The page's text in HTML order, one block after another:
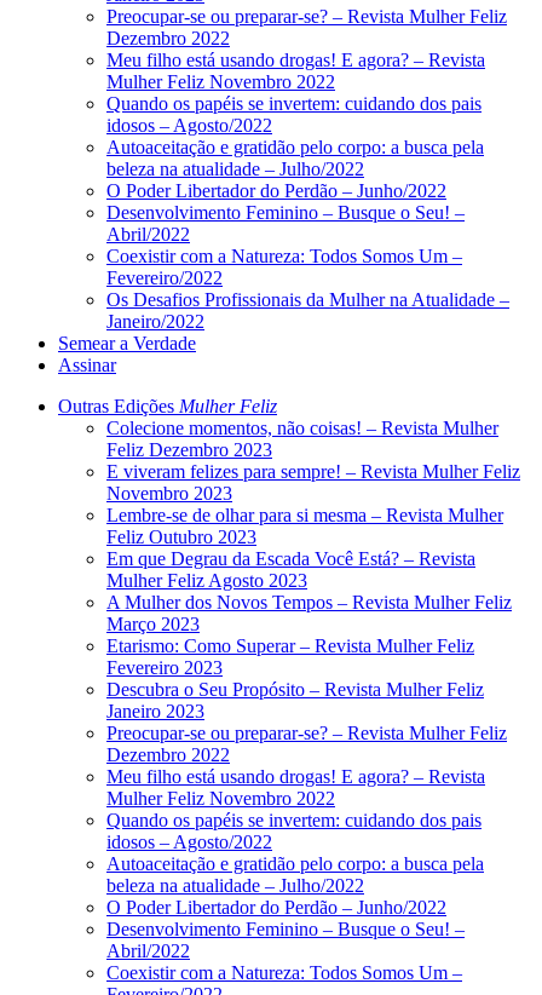
Preocupar-se ou preparar-se? – Revista Mulher Feliz
Dezembro 2022
Meu filho está usando drogas! E agora? – Revista
Mulher Feliz Novembro 2022
Quando os papéis se invertem: cuidando dos pais
idosos – Agosto/2022
Autoaceitação e gratidão pelo corpo: a busca pela
beleza na atualidade – Julho/2022
O Poder Libertador do Perdão – Junho/2022
Desenvolvimento Feminino – Busque o Seu! –
Abril/2022
Coexistir com a Natureza: Todos Somos Um –
Fevereiro/2022
Os Desafios Profissionais da Mulher na Atualidade –
Janeiro/2022
Semear a Verdade
Assinar
Outras Edições Mulher Feliz
Colecione momentos, não coisas! – Revista Mulher
Feliz Dezembro 2023
E viveram felizes para sempre! – Revista Mulher Feliz
Novembro 2023
Lembre-se de olhar para si mesma – Revista Mulher
Feliz Outubro 2023
Em que Degrau da Escada Você Está? – Revista
Mulher Feliz Agosto 2023
A Mulher dos Novos Tempos – Revista Mulher Feliz
Março 2023
Etarismo: Como Superar – Revista Mulher Feliz
Fevereiro 2023
Descubra o Seu Propósito – Revista Mulher Feliz
Janeiro 2023
Preocupar-se ou preparar-se? – Revista Mulher Feliz
Dezembro 2022
Meu filho está usando drogas! E agora? – Revista
Mulher Feliz Novembro 2022
Quando os papéis se invertem: cuidando dos pais
idosos – Agosto/2022
Autoaceitação e gratidão pelo corpo: a busca pela
beleza na atualidade – Julho/2022
O Poder Libertador do Perdão – Junho/2022
Desenvolvimento Feminino – Busque o Seu! –
Abril/2022
Coexistir com a Natureza: Todos Somos Um –